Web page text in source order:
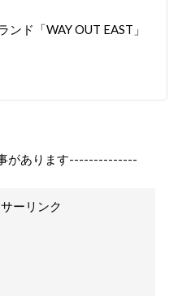
ド「WAY OUT EAST」
があります--------------
ーリンク